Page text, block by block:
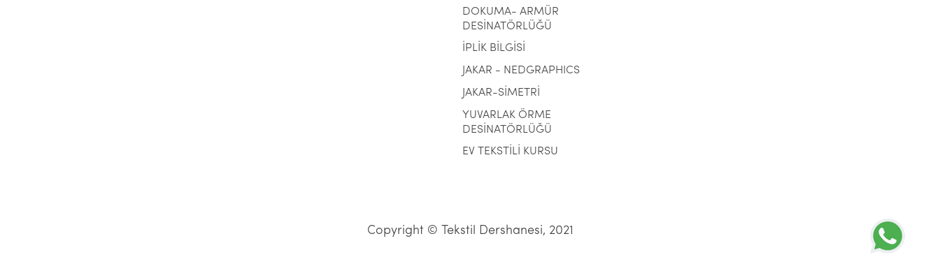
DOKUMA- ARMÜR
DESİNATÖRLÜĞÜ
İPLİK BİLGİSİ
JAKAR - NEDGRAPHICS
JAKAR-SİMETRİ
YUVARLAK ÖRME
DESİNATÖRLÜĞÜ
EV TEKSTİLİ KURSU
Copyright © Tekstil Dershanesi, 2021